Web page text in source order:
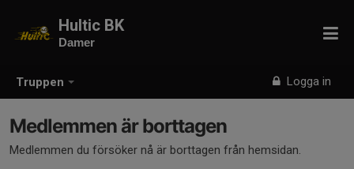
Truppen Logga in
Hultic BK
Damer
Medlemmen är borttagen
Medlemmen du försöker nå är borttagen från hemsidan.